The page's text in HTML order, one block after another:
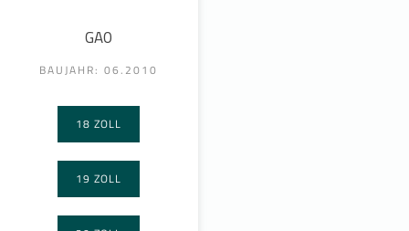
GA0
BAUJAHR: 06.2010
18 ZOLL
19 ZOLL